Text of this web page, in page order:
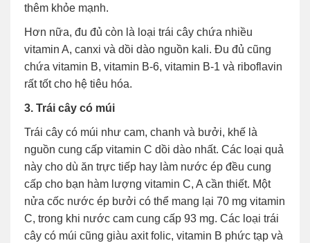
thêm khỏe mạnh.
Hơn nữa, đu đủ còn là loại trái cây chứa nhiều
vitamin A, canxi và dồi dào nguồn kali. Đu đủ cũng
chứa vitamin B, vitamin B-6, vitamin B-1 và riboflavin
rất tốt cho hệ tiêu hóa.
3. Trái cây có múi
Trái cây có múi như cam, chanh và bưởi, khế là
nguồn cung cấp vitamin C dồi dào nhất. Các loại quả
này cho dù ăn trực tiếp hay làm nước ép đều cung
cấp cho bạn hàm lượng vitamin C, A cần thiết. Một
nửa cốc nước ép bưởi có thể mang lại 70 mg vitamin
C, trong khi nước cam cung cấp 93 mg. Các loại trái
cây có múi cũng giàu axit folic, vitamin B phức tạp và